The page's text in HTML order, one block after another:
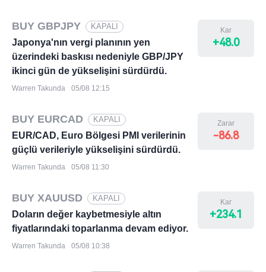
BUY GBPJPY KAPALI
Japonya'nın vergi planının yen
üzerindeki baskısı nedeniyle GBP/JPY
ikinci gün de yükselişini sürdürdü.
Kar
+48.0
Warren Takunda 05/08 12:15
BUY EURCAD KAPALI
EUR/CAD, Euro Bölgesi PMI verilerinin
güçlü verileriyle yükselişini sürdürdü.
Zarar
-86.8
Warren Takunda 05/08 11:30
BUY XAUUSD KAPALI
Doların değer kaybetmesiyle altın
fiyatlarındaki toparlanma devam ediyor.
Kar
+234.1
Warren Takunda 05/08 10:38